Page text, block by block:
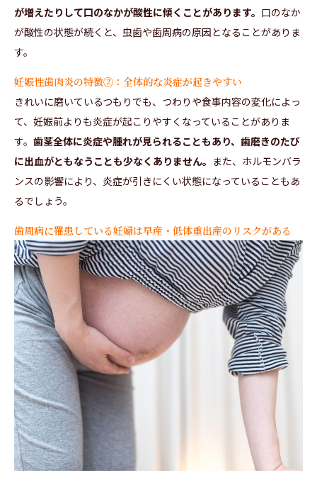
が増えたりして口のなかが酸性に傾くことがあります。 口のなか
が酸性の状態が続くと、虫歯や歯周病の原因となることがありま
す。
妊娠性歯肉炎の特徴②：全体的な炎症が起きやすい
きれいに磨いているつもりでも、つわりや食事内容の変化によっ
て、妊娠前よりも炎症が起こりやすくなっていることがありま
す。 歯茎全体に炎症や腫れが見られることもあり、歯磨きのたび
に出血がともなうことも少なくありません。 また、ホルモンバラ
ンスの影響により、炎症が引きにくい状態になっていることもあ
るでしょう。
歯周病に罹患している妊婦は早産・低体重出産のリスクがある